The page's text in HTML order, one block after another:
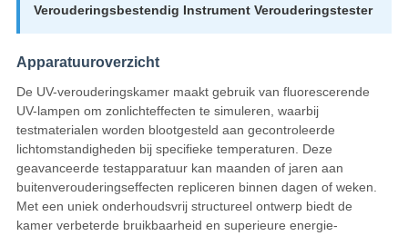
Verouderingsbestendig Instrument Verouderingstester
Apparatuuroverzicht
De UV-verouderingskamer maakt gebruik van fluorescerende
UV-lampen om zonlichteffecten te simuleren, waarbij
testmaterialen worden blootgesteld aan gecontroleerde
lichtomstandigheden bij specifieke temperaturen. Deze
geavanceerde testapparatuur kan maanden of jaren aan
buitenverouderingseffecten repliceren binnen dagen of weken.
Met een uniek onderhoudsvrij structureel ontwerp biedt de
kamer verbeterde bruikbaarheid en superieure energie-